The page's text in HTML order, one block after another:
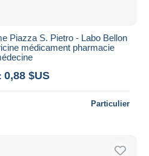
Piazza S. Pietro - Labo Bellon
médicament pharmacie
0,88 $US
Particulier